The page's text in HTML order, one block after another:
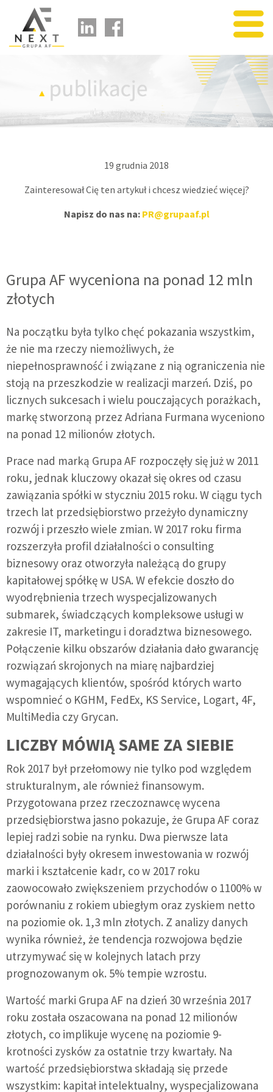
portfolio
o nas
partnerzy
19 grudnia 2018
Zainteresował Cię ten artykuł i chcesz wiedzieć więcej?
Napisz do nas na: PR@grupaaf.pl
Grupa AF wyceniona na ponad 12 mln
złotych
Na początku była tylko chęć pokazania wszystkim,
że nie ma rzeczy niemożliwych, że
niepełnosprawność i związane z nią ograniczenia nie
stoją na przeszkodzie w realizacji marzeń. Dziś, po
licznych sukcesach i wielu pouczających porażkach,
markę stworzoną przez Adriana Furmana wyceniono
na ponad 12 milionów złotych.
Prace nad marką Grupa AF rozpoczęły się już w 2011
roku, jednak kluczowy okazał się okres od czasu
zawiązania spółki w styczniu 2015 roku. W ciągu tych
trzech lat przedsiębiorstwo przeżyło dynamiczny
rozwój i przeszło wiele zmian. W 2017 roku firma
rozszerzyła profil działalności o consulting
biznesowy oraz otworzyła należącą do grupy
kapitałowej spółkę w USA. W efekcie doszło do
wyodrębnienia trzech wyspecjalizowanych
submarek, świadczących kompleksowe usługi w
zakresie IT, marketingu i doradztwa biznesowego.
Połączenie kilku obszarów działania dało gwarancję
rozwiązań skrojonych na miarę najbardziej
wymagających klientów, spośród których warto
wspomnieć o KGHM, FedEx, KS Service, Logart, 4F,
MultiMedia czy Grycan.
LICZBY MÓWIĄ SAME ZA SIEBIE
Rok 2017 był przełomowy nie tylko pod względem
strukturalnym, ale również finansowym.
Przygotowana przez rzeczoznawcę wycena
przedsiębiorstwa jasno pokazuje, że Grupa AF coraz
lepiej radzi sobie na rynku. Dwa pierwsze lata
działalności były okresem inwestowania w rozwój
marki i kształcenie kadr, co w 2017 roku
zaowocowało zwiększeniem przychodów o 1100% w
porównaniu z rokiem ubiegłym oraz zyskiem netto
na poziomie ok. 1,3 mln złotych. Z analizy danych
wynika również, że tendencja rozwojowa będzie
utrzymywać się w kolejnych latach przy
prognozowanym ok. 5% tempie wzrostu.
Wartość marki Grupa AF na dzień 30 września 2017
roku została oszacowana na ponad 12 milionów
złotych, co implikuje wycenę na poziomie 9-
krotności zysków za ostatnie trzy kwartały. Na
wartość przedsiębiorstwa składają się przede
wszystkim: kapitał intelektualny, wyspecjalizowana